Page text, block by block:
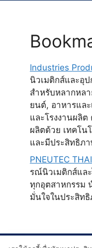
Industries
นิวเมติกส์และอุ
สำหรับหลากหล
ยนต์, อาหารและ
และโรงงานผลิ
ผลิตด้วย เทคโ
และมีประสิทธิภา
PNEUTEC
รณ์นิวเมติกส์แล
ทุกอุตสาหกรรม
มั่นใจในประสิท